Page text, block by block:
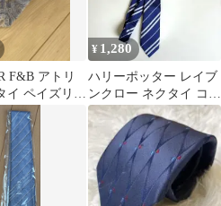
F&B アトリ
イ ペイズリー
ス製
¥ 1,280
ハリーポッター レイブ
ンクロー ネクタイ コス
プレ 新品 ユニバ ハロ
ウィン